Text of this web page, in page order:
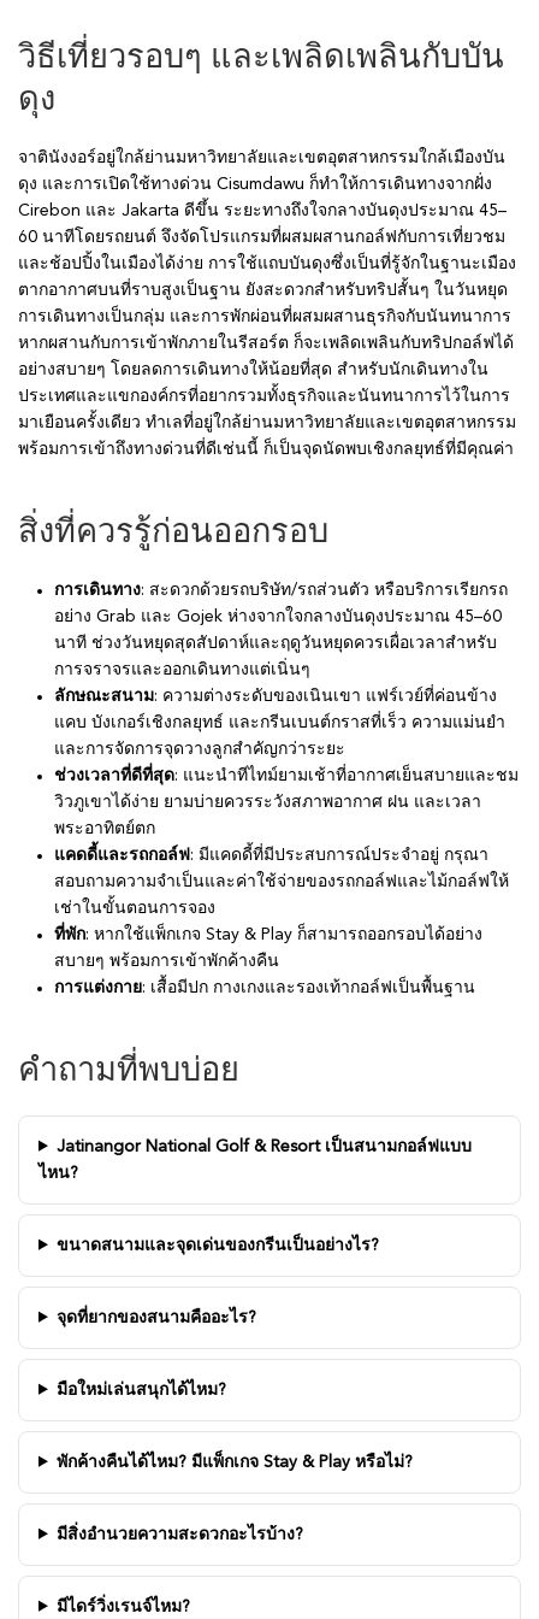
วิธีเที่ยวรอบๆ และเพลิดเพลินกับบัน
ดุง
จาตินังงอร์อยู่ใกล้ย่านมหาวิทยาลัยและเขตอุตสาหกรรมใกล้เมืองบัน
ดุง และการเปิดใช้ทางด่วน Cisumdawu ก็ทำให้การเดินทางจากฝั่ง
Cirebon และ Jakarta ดีขึ้น ระยะทางถึงใจกลางบันดุงประมาณ 45–
60 นาทีโดยรถยนต์ จึงจัดโปรแกรมที่ผสมผสานกอล์ฟกับการเที่ยวชม
และช้อปปิ้งในเมืองได้ง่าย การใช้แถบบันดุงซึ่งเป็นที่รู้จักในฐานะเมือง
ตากอากาศบนที่ราบสูงเป็นฐาน ยังสะดวกสำหรับทริปสั้นๆ ในวันหยุด
การเดินทางเป็นกลุ่ม และการพักผ่อนที่ผสมผสานธุรกิจกับนันทนาการ
หากผสานกับการเข้าพักภายในรีสอร์ต ก็จะเพลิดเพลินกับทริปกอล์ฟได้
อย่างสบายๆ โดยลดการเดินทางให้น้อยที่สุด สำหรับนักเดินทางใน
ประเทศและแขกองค์กรที่อยากรวมทั้งธุรกิจและนันทนาการไว้ในการ
มาเยือนครั้งเดียว ทำเลที่อยู่ใกล้ย่านมหาวิทยาลัยและเขตอุตสาหกรรม
พร้อมการเข้าถึงทางด่วนที่ดีเช่นนี้ ก็เป็นจุดนัดพบเชิงกลยุทธ์ที่มีคุณค่า
สิ่งที่ควรรู้ก่อนออกรอบ
การเดินทาง: สะดวกด้วยรถบริษัท/รถส่วนตัว หรือบริการเรียกรถ
อย่าง Grab และ Gojek ห่างจากใจกลางบันดุงประมาณ 45–60
นาที ช่วงวันหยุดสุดสัปดาห์และฤดูวันหยุดควรเผื่อเวลาสำหรับ
การจราจรและออกเดินทางแต่เนิ่นๆ
ลักษณะสนาม: ความต่างระดับของเนินเขา แฟร์เวย์ที่ค่อนข้าง
แคบ บังเกอร์เชิงกลยุทธ์ และกรีนเบนต์กราสที่เร็ว ความแม่นยำ
และการจัดการจุดวางลูกสำคัญกว่าระยะ
ช่วงเวลาที่ดีที่สุด: แนะนำทีไทม์ยามเช้าที่อากาศเย็นสบายและชม
วิวภูเขาได้ง่าย ยามบ่ายควรระวังสภาพอากาศ ฝน และเวลา
พระอาทิตย์ตก
แคดดี้และรถกอล์ฟ : มีแคดดี้ที่มีประสบการณ์ประจำอยู่ กรุณา
สอบถามความจำเป็นและค่าใช้จ่ายของรถกอล์ฟและไม้กอล์ฟให้
เช่าในขั้นตอนการจอง
ที่พัก: หากใช้แพ็กเกจ Stay & Play ก็สามารถออกรอบได้อย่าง
สบายๆ พร้อมการเข้าพักค้างคืน
การแต่งกาย: เสื้อมีปก กางเกงและรองเท้ากอล์ฟเป็นพื้นฐาน
คำถามที่พบบ่อย
Jatinangor National Golf & Resort เป็นสนามกอล์ฟแบบ
ไหน?
ขนาดสนามและจุดเด่นของกรีนเป็นอย่างไร?
จุดที่ยากของสนามคืออะไร?
มือใหม่เล่นสนุกได้ไหม?
พักค้างคืนได้ไหม? มีแพ็กเกจ Stay & Play หรือไม่?
มีสิ่งอำนวยความสะดวกอะไรบ้าง?
มีไดร์วิ่งเรนจ์ไหม?